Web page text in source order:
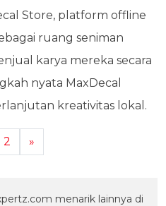
Store, platform offline
ruang seniman
karya mereka secara
nyata MaxDecal
kreativitas lokal.
2 »
menarik lainnya di